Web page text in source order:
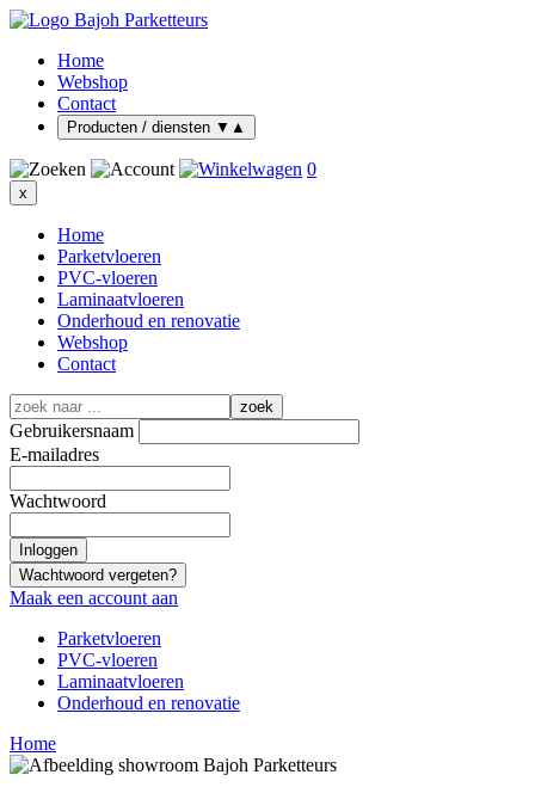
Home
Webshop
Contact
Producten / diensten ▼ ▲
0
x
Home
Parketvloeren
PVC-vloeren
Laminaatvloeren
Onderhoud en renovatie
Webshop
Contact
zoek
Gebruikersnaam
E-mailadres
Wachtwoord
Wachtwoord vergeten?
Maak een account aan
Parketvloeren
PVC-vloeren
Laminaatvloeren
Onderhoud en renovatie
Home